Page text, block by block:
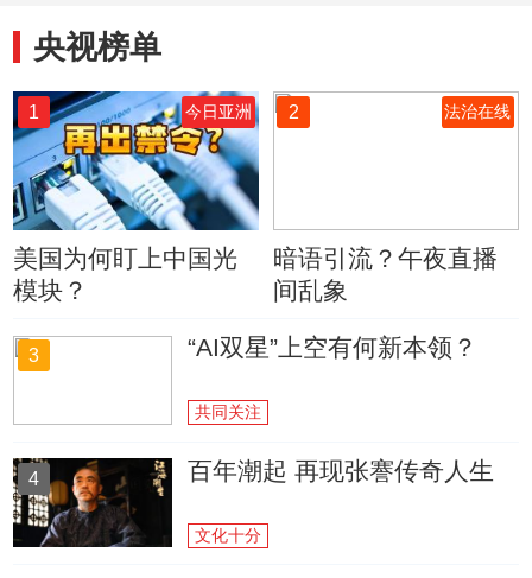
央视榜单
1 今日亚洲
美国为何盯上中国光
模块？
2 法治在线
暗语引流？午夜直播
间乱象
3 “AI双星”上空有何新本领？
共同关注
4 百年潮起 再现张謇传奇人生
文化十分